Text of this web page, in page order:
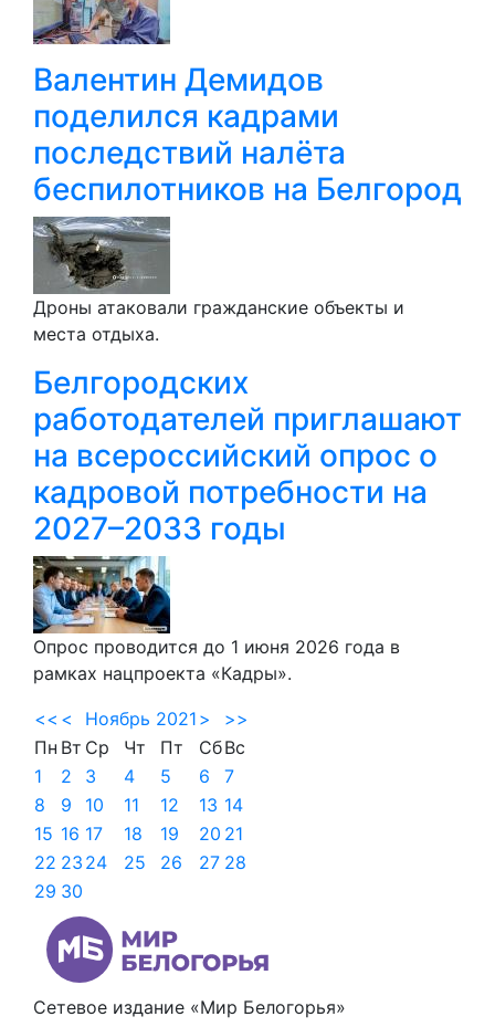
Валентин Демидов
поделился кадрами
последствий налёта
беспилотников на Белгород
Дроны атаковали гражданские объекты и
места отдыха.
Белгородских
работодателей приглашают
на всероссийский опрос о
кадровой потребности на
2027–2033 годы
Опрос проводится до 1 июня 2026 года в
рамках нацпроекта «Кадры».
<< < Ноябрь 2021 >
>>
Пн Вт Ср Чт Пт СбВс
1
2 3 4 5 6
7
8
9 10 11 12 13 14
15 16 17 18 19 20 21
22 23 24 25 26 27 28
29 30
Сетевое издание «Мир Белогорья»